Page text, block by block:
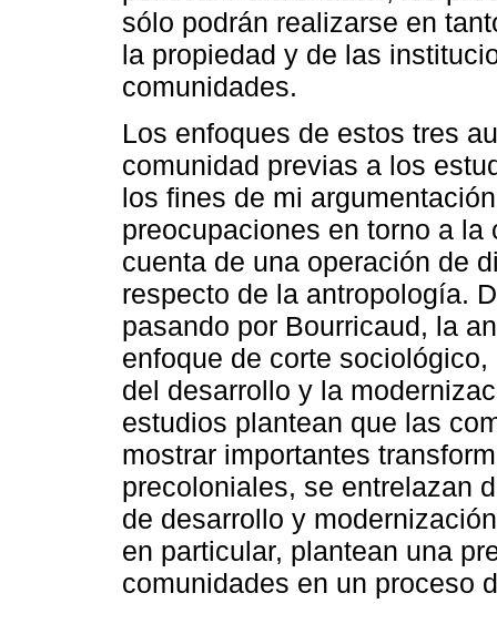
sólo podrán realizarse en
la propiedad y de las
comunidades.
Los enfoques de estos tres
comunidad previas a los
los fines de mi
preocupaciones en torno a
cuenta de una operación de
respecto de la antropología.
pasando por Bourricaud, la
enfoque de corte
del desarrollo y la
estudios plantean que las
mostrar importantes
precoloniales, se entrelazan
de desarrollo y
en particular, plantean una
comunidades en un proceso